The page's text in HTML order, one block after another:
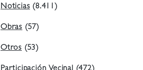
Noticias(8.411)
Obras (57)
Otros (53)